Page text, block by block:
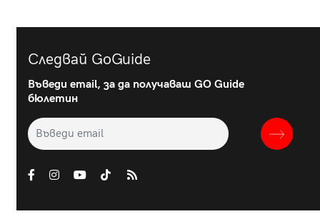
Следвай GoGuide
Въведи email, за да получаваш GO Guide
бюлетин